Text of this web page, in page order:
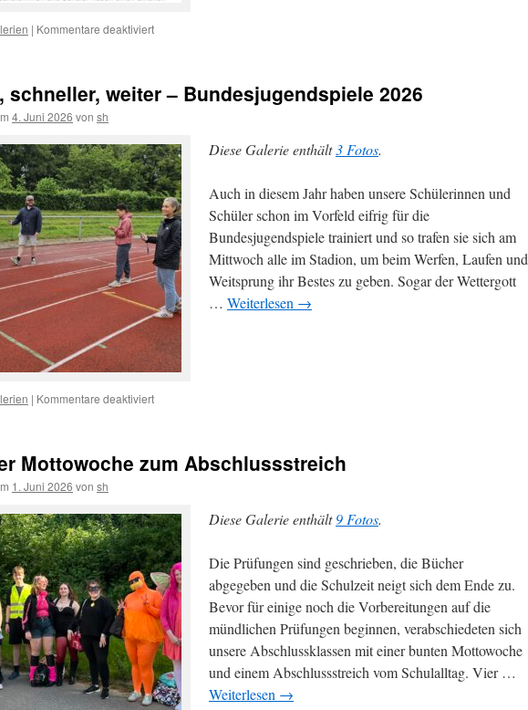
| Kommentare deaktiviertfür
Unternehmen
schneller, weiter – Bundesjugendspiele 2026
4. Juni 2026 von sh
Diese Galerie enthält3 Fotos.
Auch in diesem Jahr haben unsere Schülerinnen und
Schüler schon im Vorfeld eifrig für die
Bundesjugendspiele trainiert und so trafen sie sich am
Mittwoch alle im Stadion, um beim Werfen, Laufen und
Weitsprung ihr Bestes zu geben. Sogar der Wettergott
… Weiterlesen →
| Kommentare deaktiviertfür
–
Mottowoche zum Abschlussstreich
1. Juni 2026 von sh
Diese Galerie enthält9 Fotos.
Die Prüfungen sind geschrieben, die Bücher
abgegeben und die Schulzeit neigt sich dem Ende zu.
Bevor für einige noch die Vorbereitungen auf die
mündlichen Prüfungen beginnen, verabschiedeten sich
unsere Abschlussklassen mit einer bunten Mottowoche
und einem Abschlussstreich vom Schulalltag. Vier …
Weiterlesen →